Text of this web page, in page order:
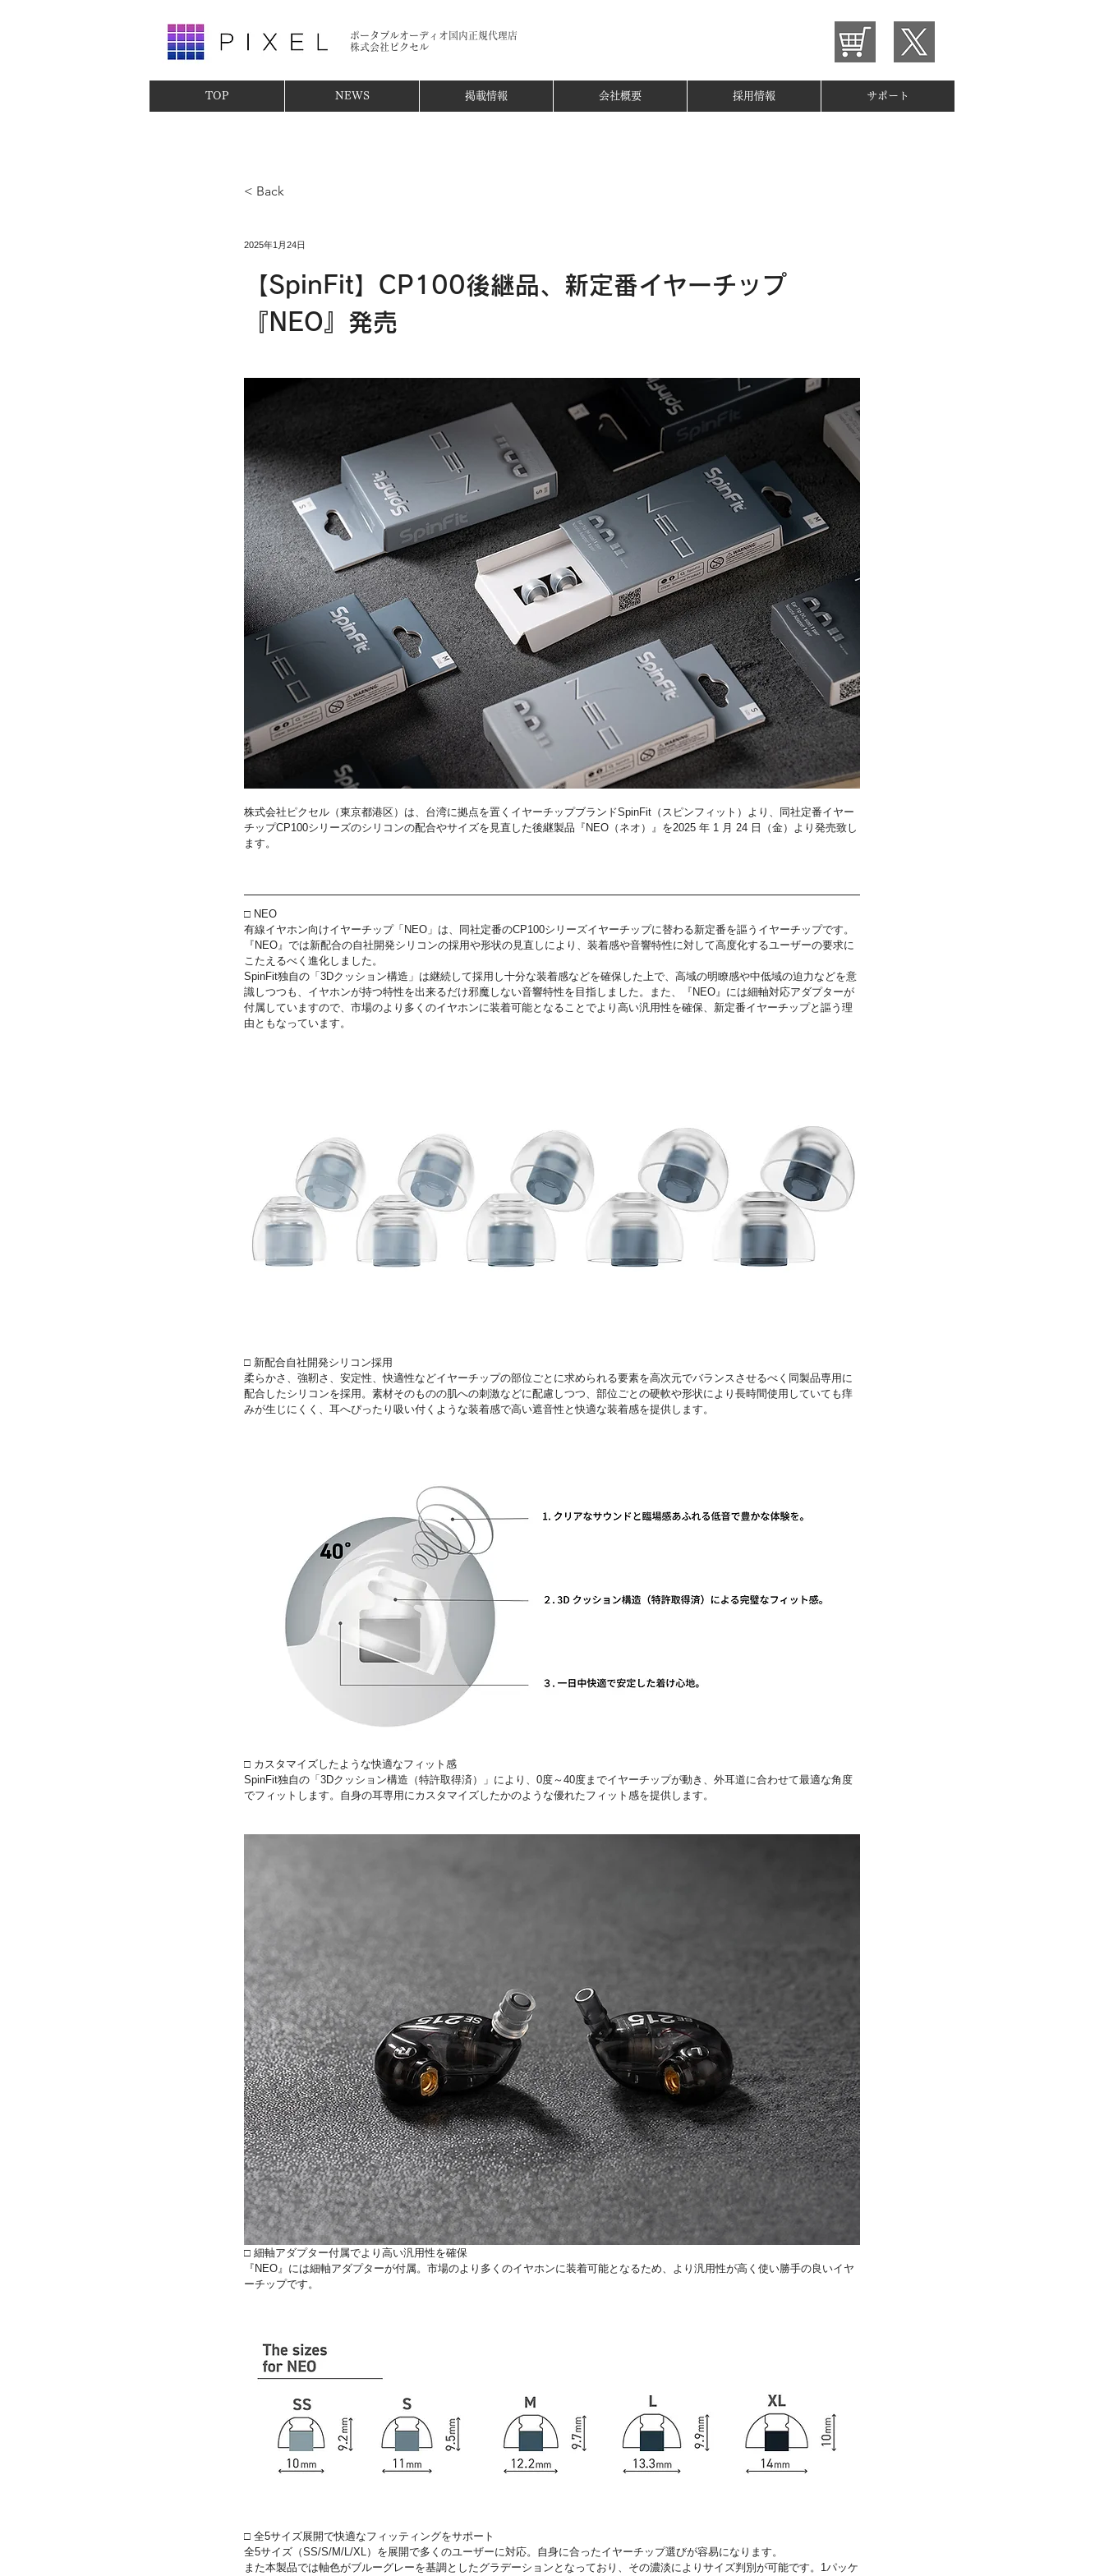
ポータブルオーディオ国内正規代理店​
​株式会社ピクセル
TOP NEWS 掲載情報 会社概要 採用情報 サポート
< Back
2025年1月24日
【SpinFit】CP100後継品、新定番イヤーチップ
『NEO』発売
株式会社ピクセル（東京都港区）は、台湾に拠点を置くイヤーチップブランドSpinFit（スピンフィット）より、同社定番イヤー
チップCP100シリーズのシリコンの配合やサイズを見直した後継製品『NEO（ネオ）』を2025 年 1 月 24 日（金）より発売致し
ます。
□ NEO
有線イヤホン向けイヤーチップ「NEO」は、同社定番のCP100シリーズイヤーチップに替わる新定番を謳うイヤーチップです。
『NEO』では新配合の自社開発シリコンの採用や形状の見直しにより、装着感や音響特性に対して高度化するユーザーの要求に
こたえるべく進化しました。
SpinFit独自の「3Dクッション構造」は継続して採用し十分な装着感などを確保した上で、高域の明瞭感や中低域の迫力などを意
識しつつも、イヤホンが持つ特性を出来るだけ邪魔しない音響特性を目指しました。また、『NEO』には細軸対応アダプターが
付属していますので、市場のより多くのイヤホンに装着可能となることでより高い汎用性を確保、新定番イヤーチップと謳う理
由ともなっています。
□ 新配合自社開発シリコン採用
柔らかさ、強靭さ、安定性、快適性などイヤーチップの部位ごとに求められる要素を高次元でバランスさせるべく同製品専用に
配合したシリコンを採用。素材そのものの肌への刺激などに配慮しつつ、部位ごとの硬軟や形状により長時間使用していても痒
みが生じにくく、耳へぴったり吸い付くような装着感で高い遮音性と快適な装着感を提供します。
□ カスタマイズしたような快適なフィット感
SpinFit独自の「3Dクッション構造（特許取得済）」により、0度～40度までイヤーチップが動き、外耳道に合わせて最適な角度
でフィットします。自身の耳専用にカスタマイズしたかのような優れたフィット感を提供します。
□ 細軸アダプター付属でより高い汎用性を確保
『NEO』には細軸アダプターが付属。市場のより多くのイヤホンに装着可能となるため、より汎用性が高く使い勝手の良いイヤ
ーチップです。
□ 全5サイズ展開で快適なフィッティングをサポート
全5サイズ（SS/S/M/L/XL）を展開で多くのユーザーに対応。自身に合ったイヤーチップ選びが容易になります。
また本製品では軸色がブルーグレーを基調としたグラデーションとなっており、その濃淡によりサイズ判別が可能です。1パッケ